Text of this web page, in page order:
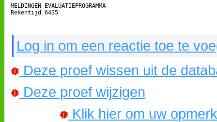
MELDINGEN EVALUATIEPROGRAMMA
Rekentijd 6435
Log in om een reactie toe te
Deze proef wissen uit de
Deze proef wijzigen
Klik hier om uw